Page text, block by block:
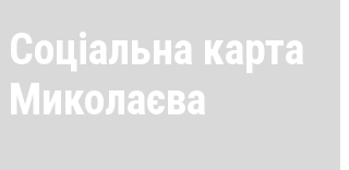
Соціальна карта
Миколаєва